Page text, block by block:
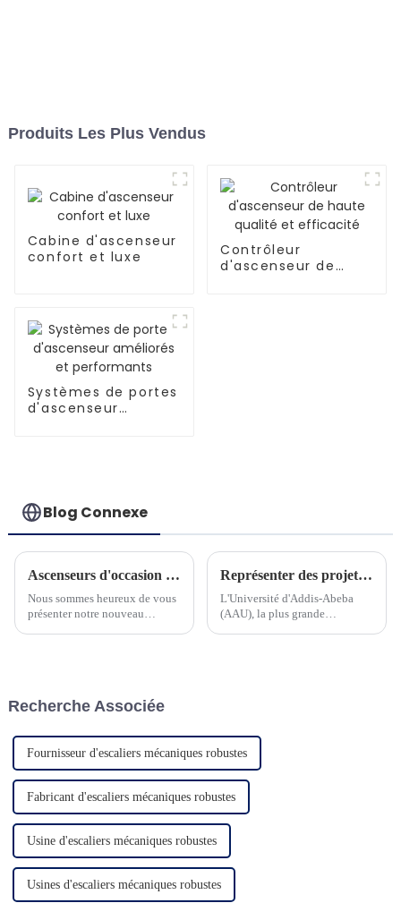
Produits Les Plus Vendus
Cabine d'ascenseur
confort et luxe
Contrôleur
d'ascenseur de
Systèmes de portes
d'ascenseur
Blog Connexe
Ascenseurs d'occasion pour villa panoramique et sécurité
Nous sommes heureux de vous
présenter notre nouveau
d'énergie...
Représenter des projets en Ethiopie
L'Université d'Addis-Abeba
(AAU), la plus grande
Recherche Associée
Fournisseur d'escaliers mécaniques robustes
Fabricant d'escaliers mécaniques robustes
Usine d'escaliers mécaniques robustes
Usines d'escaliers mécaniques robustes